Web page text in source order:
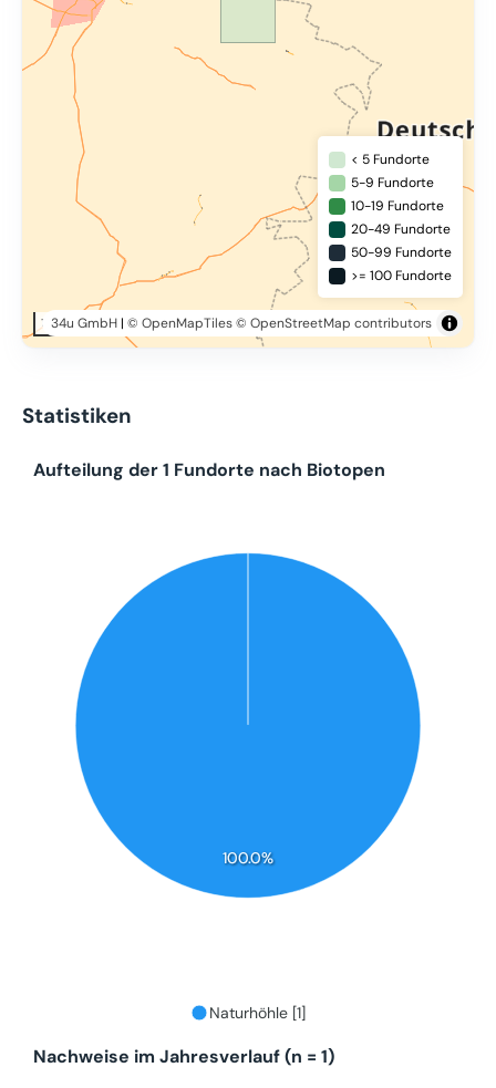
10 km
34u GmbH| © OpenMapTiles© OpenStreetMap contributors
< 5 Fundorte
5-9 Fundorte
10-19 Fundorte
20-49 Fundorte
50-99 Fundorte
>= 100 Fundorte
Statistiken
100.0%
Aufteilung der 1 Fundorte nach Biotopen
Naturhöhle [1]
Nachweise im Jahresverlauf (n = 1)